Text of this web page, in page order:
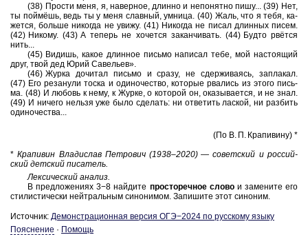
(38) Про­сти меня, я, на­вер­ное, длин­но и не­по­нят­но пишу... (39) Нет,
ты поймёшь, ведь ты у меня слав­ный, ум­ни­ца. (40) Жаль, что я тебя, ка­
жет­ся, боль­ше ни­ко­гда не увижу. (41) Ни­ко­гда не писал длин­ных писем.
(42) Ни­ко­му. (43) А те­перь не хо­чет­ся за­кан­чи­вать. (44) Будто рвётся
нить...
(45) Ви­дишь, какое длин­ное пись­мо на­пи­сал тебе, мой на­сто­я­щий
друг, твой дед Юрий Са­ве­льев».
(46) Журка до­чи­тал пись­мо и сразу, не сдер­жи­ва­ясь, за­пла­кал.
(47) Его ре­за­ну­ли тоска и оди­но­че­ство, ко­то­рые рва­лись из этого пись­
ма. (48) И лю­бовь к нему, к Журке, о ко­то­рой он, ока­зы­ва­ет­ся, и не знал.
(49) И ни­че­го нель­зя уже было сде­лать: ни от­ве­тить лас­кой, ни раз­бить
оди­но­че­ства...
(По В. П. Кра­пи­ви­ну) *
*Кра­пи­вин Вла­ди­слав Пет­ро­вич (1938‒2020) — со­вет­ский и рос­сий­
ский дет­ский пи­са­тель.
Лек­си­че­ский ана­лиз.
В пред­ло­же­ни­ях 3−8 най­ди­те про­сто­реч­ное словои за­ме­ни­те его
сти­ли­сти­че­ски ней­траль­ным си­но­ни­мом. За­пи­ши­те этот си­но­ним.
Источник: Де­мон­стра­ци­он­ная вер­сия ОГЭ−2024 по рус­ско­му языку
Пояснение · Помощь